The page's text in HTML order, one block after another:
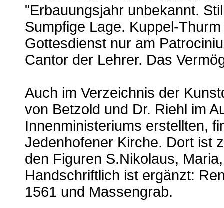
"Erbauungsjahr unbekannt.
Sumpfige Lage. Kuppel-
Gottesdienst nur am
Cantor der Lehrer. Das
Auch im Verzeichnis der
von Betzold und Dr. Riehl im
Innenministeriums erstellten,
Jedenhofener Kirche. Dort ist
den Figuren S.Nikolaus,
Handschriftlich ist ergänzt:
1561 und Massengrab.